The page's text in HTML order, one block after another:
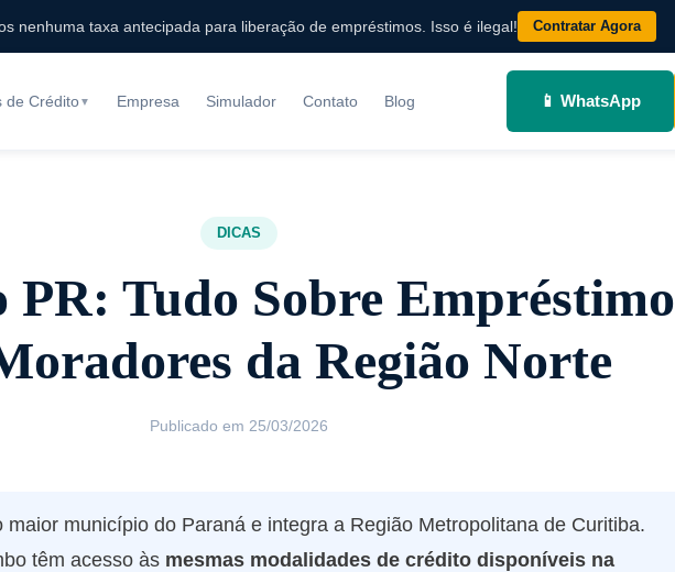
nenhuma taxa antecipada para liberação de empréstimos. Isso é ilegal! Contratar Agora
de Crédito▼ Empresa Simulador Contato Blog 📱 WhatsApp
DICAS
PR: Tudo Sobre Empréstimo
da Região Norte
Publicado em 25/03/2026
maior município do Paraná e integra a Região Metropolitana de Curitiba.
têm acesso às mesmas modalidades de crédito disponíveis na